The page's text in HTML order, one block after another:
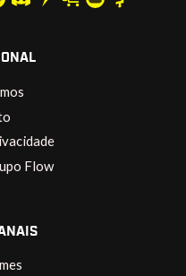
Flow